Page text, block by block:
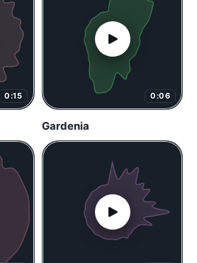
0:15 0:06
Gardenia